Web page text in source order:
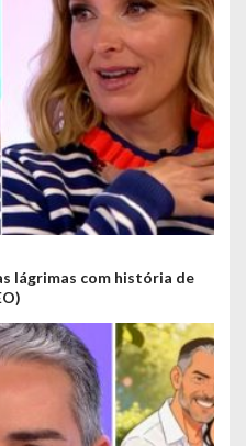
lágrimas com história de